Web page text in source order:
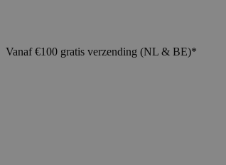
Vanaf €100 gratis verzending (NL & BE)*